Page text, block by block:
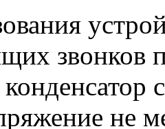
звонков
не